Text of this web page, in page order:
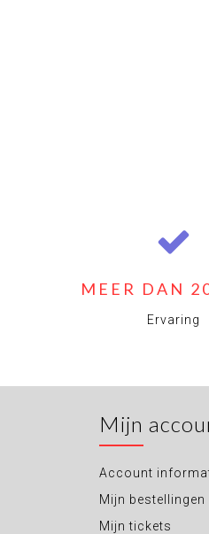
MEER DAN
Ervaring
Mijn
Account
Mijn bestellingen
Mijn tickets